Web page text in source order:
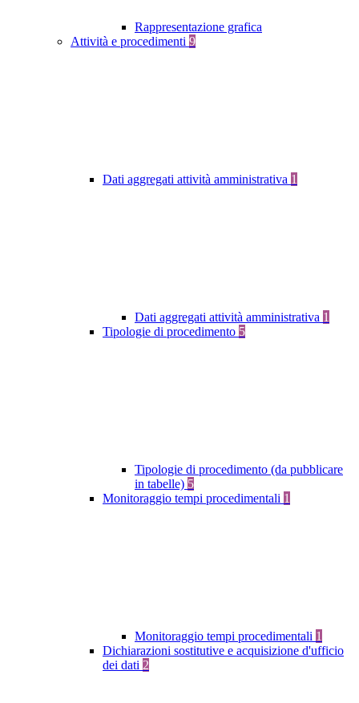
Rappresentazione grafica
Attività e procedimenti 9
Dati aggregati attività amministrativa 1
Dati aggregati attività amministrativa 1
Tipologie di procedimento 5
Tipologie di procedimento (da pubblicare
in tabelle) 5
Monitoraggio tempi procedimentali 1
Monitoraggio tempi procedimentali 1
Dichiarazioni sostitutive e acquisizione d'ufficio
dei dati 2